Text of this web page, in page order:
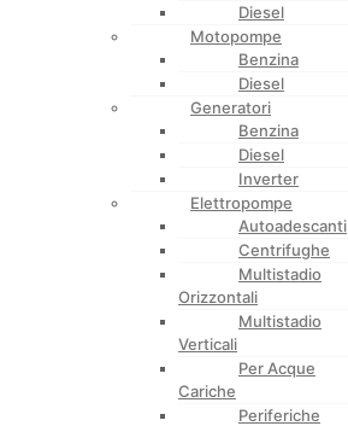
Diesel
Motopompe
Benzina
Diesel
Generatori
Benzina
Diesel
Inverter
Elettropompe
Autoadescanti
Centrifughe
Multistadio
Orizzontali
Multistadio
Verticali
Per Acque
Cariche
Periferiche